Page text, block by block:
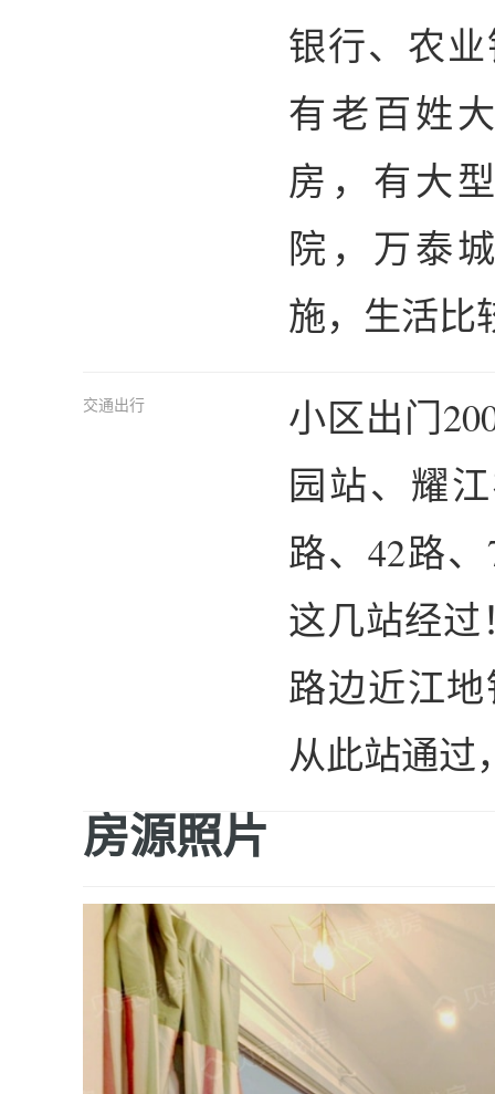
银行、农
有老百姓
房，有大
院，万泰
施，生活比
交通出行
小区出门
园站、耀
路、42路
这几站经过
路边近江
从此站通过
房源照片